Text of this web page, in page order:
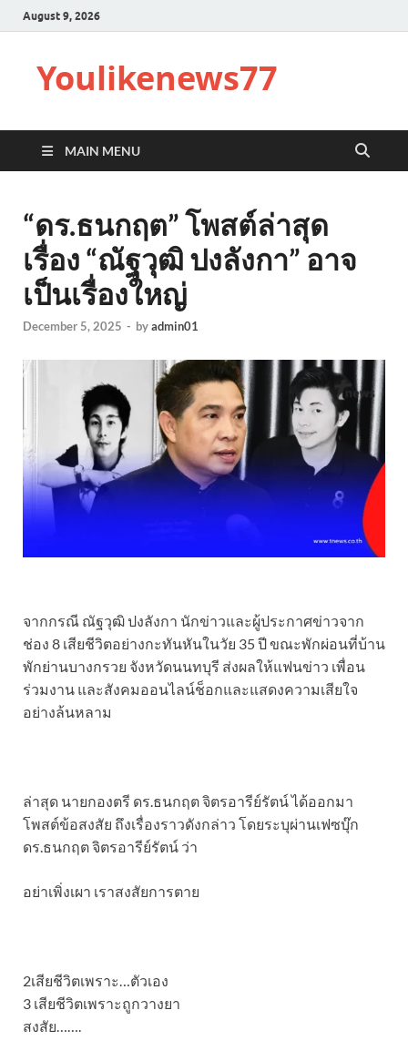
August 9, 2026
Youlikenews77
MAIN MENU
“ดร.ธนกฤต” โพสต์ล่าสุด
เรื่อง “ณัฐวุฒิ ปงลังกา” อาจ
เป็นเรื่องใหญ่
December 5, 2025 - byadmin01
จากกรณี ณัฐวุฒิ ปงลังกา นักข่าวและผู้ประกาศข่าวจาก
ช่อง 8 เสียชีวิตอย่างกะทันหันในวัย 35 ปี ขณะพักผ่อนที่บ้าน
พักย่านบางกรวย จังหวัดนนทบุรี ส่งผลให้แฟนข่าว เพื่อน
ร่วมงาน และสังคมออนไลน์ช็อกและแสดงความเสียใจ
อย่างล้นหลาม
ล่าสุด นายกองตรี ดร.ธนกฤต จิตรอารีย์รัตน์ ได้ออกมา
โพสต์ข้อสงสัย ถึงเรื่องราวดังกล่าว โดยระบุผ่านเฟซบุ๊ก
ดร.ธนกฤต จิตรอารีย์รัตน์ ว่า
อย่าเพิ่งเผา เราสงสัยการตาย
2เสียชีวิตเพราะ…ตัวเอง
3 เสียชีวิตเพราะถูกวางยา
สงสัย…….